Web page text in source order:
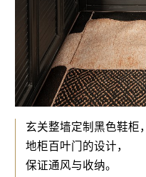
玄关整墙定制黑色鞋柜，
地柜百叶门的设计，
保证通风与收纳。